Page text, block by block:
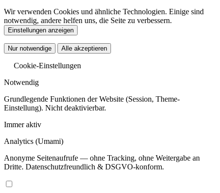
Wir verwenden Cookies und ähnliche Technologien. Einige sind
notwendig, andere helfen uns, die Seite zu verbessern.
Einstellungen anzeigen
Nur notwendige Alle akzeptieren
Cookie-Einstellungen
Notwendig
Grundlegende Funktionen der Website (Session, Theme-
Einstellung). Nicht deaktivierbar.
Immer aktiv
Analytics (Umami)
Anonyme Seitenaufrufe — ohne Tracking, ohne Weitergabe an
Dritte. Datenschutzfreundlich & DSGVO-konform.